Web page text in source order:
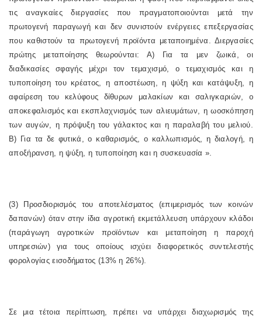
τις αναγκαίες διεργασίες που πραγματοποιούνται μετά την
πρωτογενή παραγωγή και δεν συνιστούν ενέργειες επεξεργασίας
που καθιστούν τα πρωτογενή προϊόντα μεταποιημένα. Διεργασίες
πρώτης μεταποίησης θεωρούνται: Α) Για τα μεν ζωικά, οι
διαδικασίες σφαγής μέχρι τον τεμαχισμό, ο τεμαχισμός και η
τυποποίηση του κρέατος, η αποστέωση, η ψύξη και κατάψυξη, η
αφαίρεση του κελύφους δίθυρων μαλακίων και σαλιγκαριών, ο
αποκεφαλισμός και εκσπλαχνισμός των αλιευμάτων, η ωοσκόπηση
των αυγών, η πρόψυξη του γάλακτος και η παραλαβή του μελιού.
Β) Για τα δε φυτικά, ο καθαρισμός, ο καλλωπισμός, η διαλογή, η
αποξήρανση, η ψύξη, η τυποποίηση και η συσκευασία ».
(3) Προσδιορισμός του αποτελέσματος (επιμερισμός των κοινών
δαπανών) όταν στην ίδια αγροτική εκμετάλλευση υπάρχουν κλάδοι
(παράγωγη αγροτικών προϊόντων και μεταποίηση η παροχή
υπηρεσιών) για τους οποίους ισχύει διαφορετικός συντελεστής
φορολογίας εισοδήματος (13% η 26%).
Σε μια τέτοια περίπτωση, πρέπει να υπάρχει διαχωρισμός της